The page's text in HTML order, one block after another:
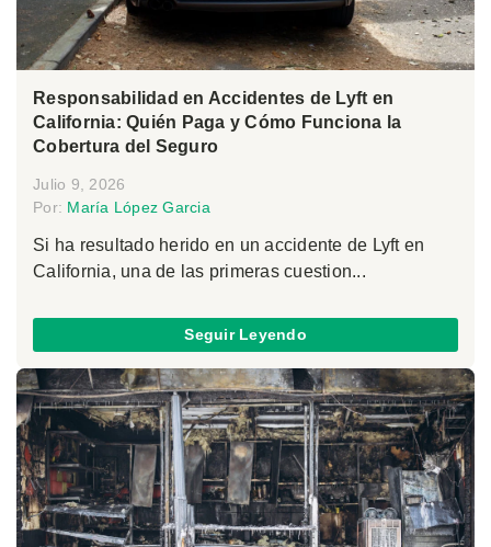
Responsabilidad en Accidentes de Lyft en
California: Quién Paga y Cómo Funciona la
Cobertura del Seguro
Julio 9, 2026
Por: María López Garcia
Si ha resultado herido en un accidente de Lyft en
California, una de las primeras cuestion...
Seguir Leyendo